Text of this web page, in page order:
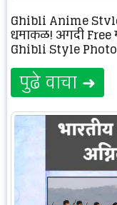
Ghibli Anime
धुमाकूळ! अगदी Free
Ghibli Style
पुढे वाचा ➜